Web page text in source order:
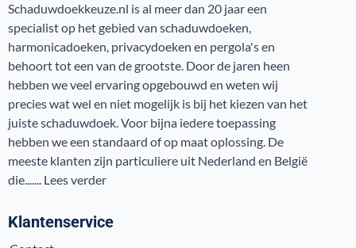
Schaduwdoekkeuze.nl is al meer dan 20 jaar een
specialist op het gebied van schaduwdoeken,
harmonicadoeken, privacydoeken en pergola's en
behoort tot een van de grootste. Door de jaren heen
hebben we veel ervaring opgebouwd en weten wij
precies wat wel en niet mogelijk is bij het kiezen van het
juiste schaduwdoek. Voor bijna iedere toepassing
hebben we een standaard of op maat oplossing. De
meeste klanten zijn particuliere uit Nederland en België
die....... Lees verder
Klantenservice